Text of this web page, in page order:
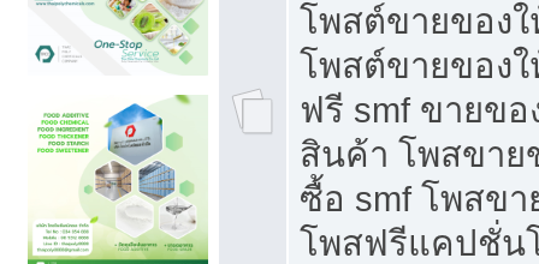
โพสต์ขายของ
โพสต์ขายของ
ฟรี smf ขายข
สินค้า โพสขาย
ซื้อ smf โพสข
โพสฟรีแคปชั่น